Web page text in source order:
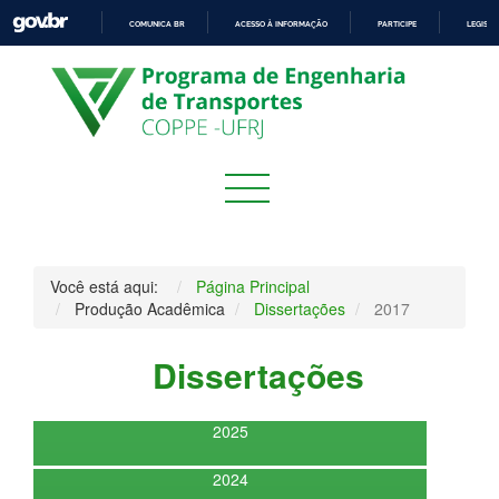
PARA
O
CONTEÚDO
COMUNICA BR ACESSO À INFORMAÇÃO PARTICIPE
Você está aqui:
Página Principal
Produção Acadêmica
Dissertações 2017
Dissertações
2025
2024